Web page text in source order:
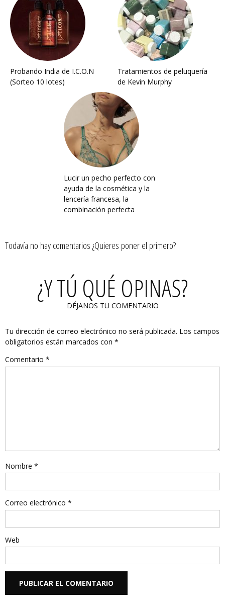
Probando India de I.C.O.N
(Sorteo 10 lotes)
Tratamientos de peluquería
de Kevin Murphy
Lucir un pecho perfecto con
ayuda de la cosmética y la
lencería francesa, la
combinación perfecta
Todavía no hay comentarios ¿Quieres poner el primero?
¿Y TÚ QUÉ OPINAS?
DÉJANOS TU COMENTARIO
Tu dirección de correo electrónico no será publicada. Los campos
obligatorios están marcados con *
Comentario *
Nombre *
Correo electrónico *
Web